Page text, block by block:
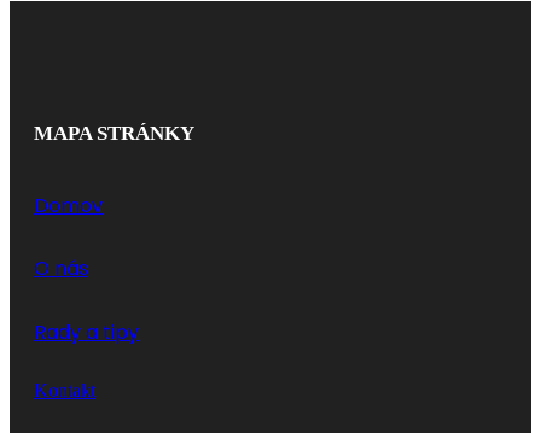
MAPA STRÁNKY
Domov
O nás
Rady a tipy
Kontakt